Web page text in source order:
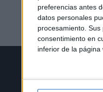
preferencias antes
datos personales
procesamiento.
consentimiento en
inferior de la página